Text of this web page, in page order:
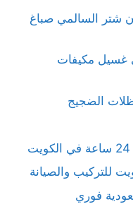
شتر السالمي صباغ
غسيل مكيفات
الضجيج
للتركيب والصيانة
فوري